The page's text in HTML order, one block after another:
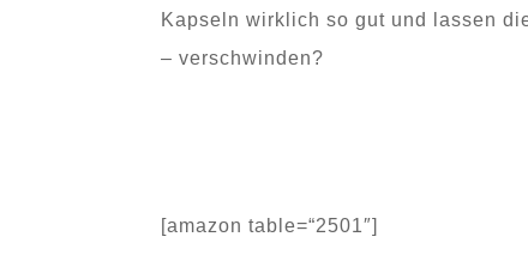
Kapseln wirklich so gut und lassen
– verschwinden?
[amazon table=“2501″]